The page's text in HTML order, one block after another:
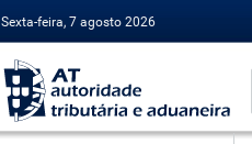
Sexta-feira, 7 agosto 2026